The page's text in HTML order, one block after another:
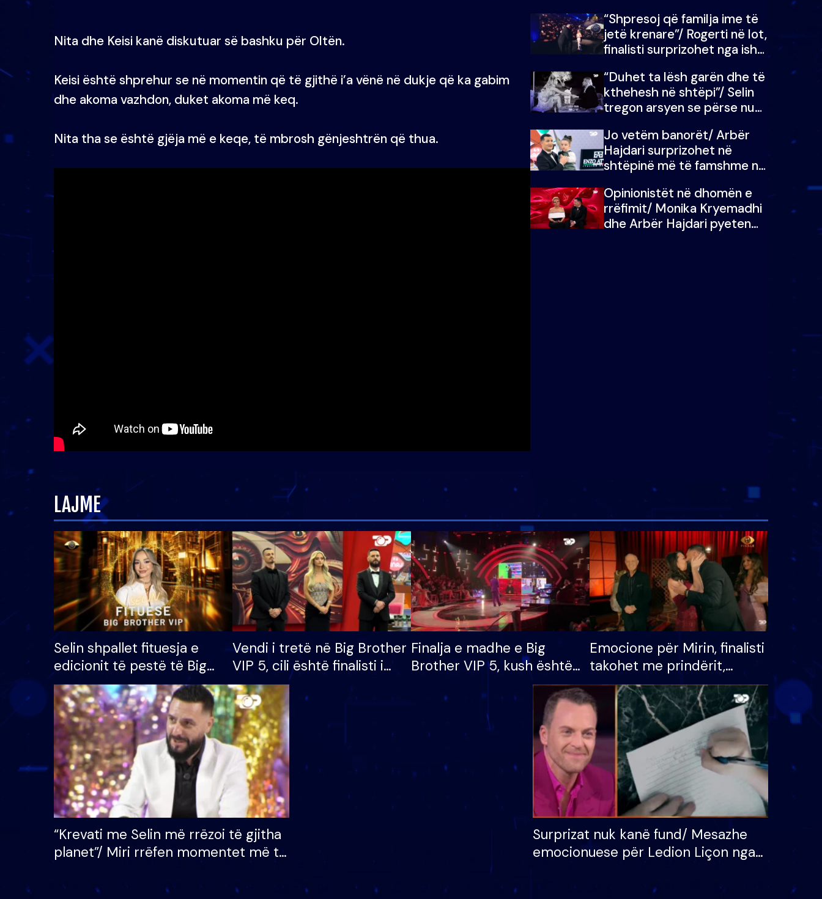
Nita dhe Keisi kanë diskutuar së bashku për Oltën.
Keisi është shprehur se në momentin që të gjithë i’a vënë në dukje që ka gabim
dhe akoma vazhdon, duket akoma më keq.
Nita tha se është gjëja më e keqe, të mbrosh gënjeshtrën që thua.
i mban dot lotët: Nuk
meritoj…
“Shpresoj që familja ime të
jetë krenare”/ Rogerti në lot,
finalisti surprizohet nga ish-
“Duhet ta lësh garën dhe të
kthehesh në shtëpi”/ Selin
tregon arsyen se përse nuk
Doja ta çoja luftën time deri
në fund
Jo vetëm banorët/ Arbër
Hajdari surprizohet në
shtëpinë më të famshme në
me vajzën e tij
Opinionistët në dhomën e
rrëfimit/ Monika Kryemadhi
dhe Arbër Hajdari pyeten
LAJME
Selin shpallet fituesja e
edicionit të pestë të Big
Brother VIP, rrëmben
çmimin e madh prej 100
mijë eurosh
Vendi i tretë në Big Brother
VIP 5, cili është finalisti i
radhës që lë shtëpinë
Finalja e madhe e Big
Brother VIP 5, kush është
banori i parë që lë shtëpinë
dhe humb mundësinë për
të fituar çmimin e madh
Emocione për Mirin, finalisti
takohet me prindërit,
vajzën dhe bashkëshorten:
S’kemi ndonjë letër divorci
apo jo?
“Krevati me Selin më rrëzoi të gjitha
planet”/ Miri rrëfen momentet më të
mungojë zilja e mëngjesit kur…
Surprizat nuk kanë fund/ Mesazhe
emocionuese për Ledion Liçon nga
nuk i mban dot lotët: Nuk meritoj…